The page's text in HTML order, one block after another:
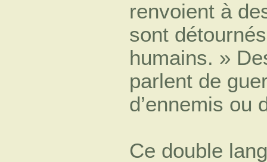
renvoient à
sont
humains. »
parlent de
d’ennemis ou
Ce double